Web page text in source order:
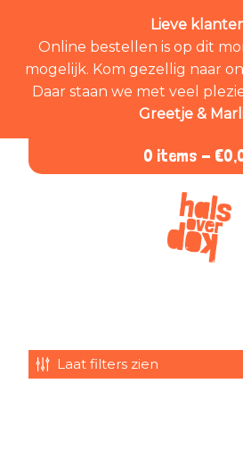
Lieve
Online bestellen is op dit
mogelijk. Kom gezellig naar
Daar staan we met veel
Greetje &
0 items - €
Laat filters zien